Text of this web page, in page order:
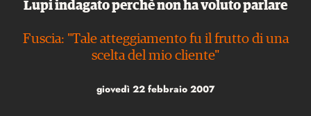
Lupi indagato perchè non ha voluto parlare
Fuscia: "Tale atteggiamento fu il frutto di una
scelta del mio cliente"
giovedì 22 febbraio 2007